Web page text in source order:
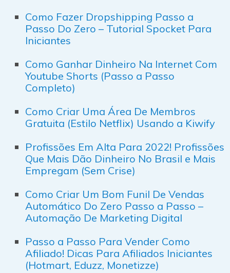
Como Fazer Dropshipping Passo a
Passo Do Zero – Tutorial Spocket Para
Iniciantes
Como Ganhar Dinheiro Na Internet Com
Youtube Shorts (Passo a Passo
Completo)
Como Criar Uma Área De Membros
Gratuita (Estilo Netflix) Usando a Kiwify
Profissões Em Alta Para 2022! Profissões
Que Mais Dão Dinheiro No Brasil e Mais
Empregam (Sem Crise)
Como Criar Um Bom Funil De Vendas
Automático Do Zero Passo a Passo –
Automação De Marketing Digital
Passo a Passo Para Vender Como
Afiliado! Dicas Para Afiliados Iniciantes
(Hotmart, Eduzz, Monetizze)